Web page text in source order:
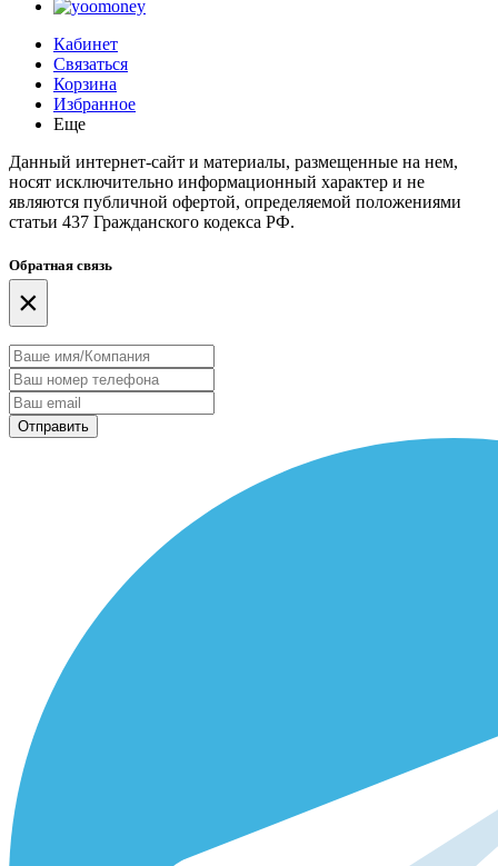
Кабинет
Связаться
Корзина
Избранное
Еще
Данный интернет-сайт и материалы, размещенные на нем,
носят исключительно информационный характер и не
являются публичной офертой, определяемой положениями
статьи 437 Гражданского кодекса РФ.
Обратная связь
×
Отправить